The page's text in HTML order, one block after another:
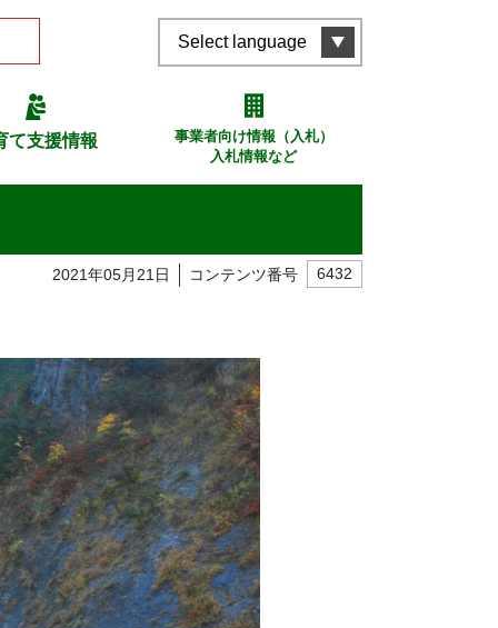
Select language
て支援情報
事業者向け情報（入札）
入札情報など
2021年05月21日 コンテンツ番号 6432